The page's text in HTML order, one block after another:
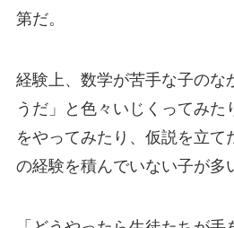
第だ。
経験上、数学が苦手な子のな
うだ」と色々いじくってみた
をやってみたり、仮説を立て
の経験を積んでいない子が多